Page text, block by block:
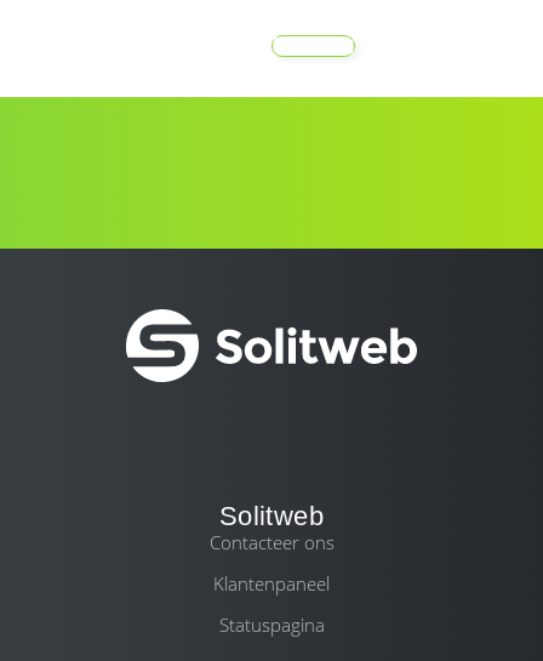
MENU
Solitweb
Contacteer ons
Klantenpaneel
Statuspagina